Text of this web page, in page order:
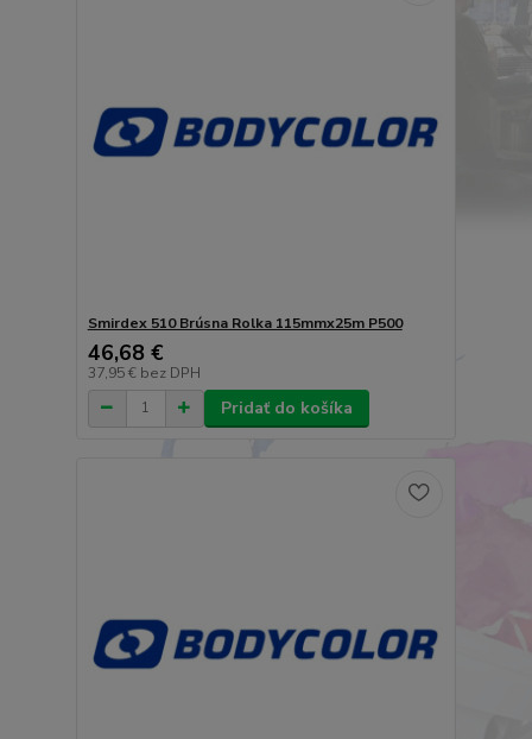
Smirdex 510 Brúsna Rolka 115mmx25m P500
46,68 €
37,95 € bez DPH
Pridať do košíka